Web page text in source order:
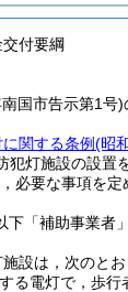
付要綱
国市告示第1号)
関する条例(昭
犯灯施設の設
必要な事項を定
下「補助事業者
設は，次のとお
る電灯で，歩